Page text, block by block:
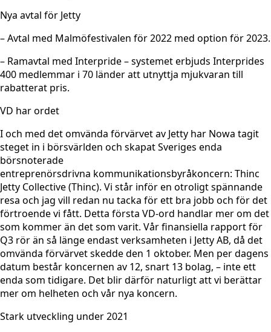
Nya avtal för Jetty
– Avtal med Malmöfestivalen för 2022 med option för 2023.
– Ramavtal med Interpride – systemet erbjuds Interprides
400 medlemmar i 70 länder att utnyttja mjukvaran till
rabatterat pris.
VD har ordet
I och med det omvända förvärvet av Jetty har Nowa tagit
steget in i börsvärlden och skapat Sveriges enda
börsnoterade
entreprenörsdrivna kommunikationsbyråkoncern: Thinc
Jetty Collective (Thinc). Vi står inför en otroligt spännande
resa och jag vill redan nu tacka för ett bra jobb och för det
förtroende vi fått. Detta första VD-ord handlar mer om det
som kommer än det som varit. Vår finansiella rapport för
Q3 rör än så länge endast verksamheten i Jetty AB, då det
omvända förvärvet skedde den 1 oktober. Men per dagens
datum består koncernen av 12, snart 13 bolag, – inte ett
enda som tidigare. Det blir därför naturligt att vi berättar
mer om helheten och vår nya koncern.
Stark utveckling under 2021